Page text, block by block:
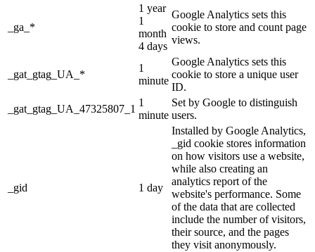
_ga_*
1 year
1
month
4 days
Google Analytics sets this
cookie to store and count page
views.
_gat_gtag_UA_*
1
minute
Google Analytics sets this
cookie to store a unique user
ID.
_gat_gtag_UA_47325807_1
1
minute
Set by Google to distinguish
users.
_gid 1 day
Installed by Google Analytics,
_gid cookie stores information
on how visitors use a website,
while also creating an
analytics report of the
website's performance. Some
of the data that are collected
include the number of visitors,
their source, and the pages
they visit anonymously.